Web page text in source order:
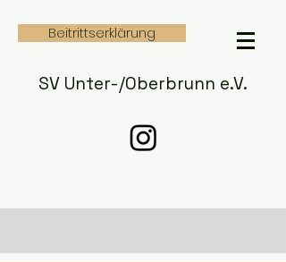
Beitrittserklärung
SV Unter-/Oberbrunn e.V.